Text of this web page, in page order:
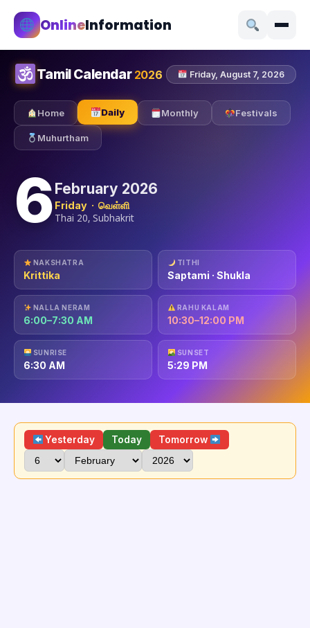
OnlineInformation
Tamil Calendar 2026 Friday, August 7, 2026
Home Daily Monthly Festivals
Muhurtham
6February 2026
Friday · வெள்ளி
Thai 20, Subhakrit
NAKSHATRA
Krittika
TITHI
Saptami · Shukla
NALLA NERAM
6:00–7:30 AM
RAHU KALAM
10:30–12:00 PM
SUNRISE
6:30 AM
SUNSET
5:29 PM
Yesterday Today Tomorrow